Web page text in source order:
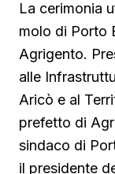
La cerimonia
molo di Porto
Agrigento.
alle
Aricò e al
prefetto di
sindaco di
il presidente